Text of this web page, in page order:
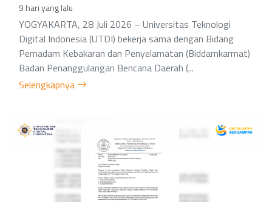
9 hari yang lalu
YOGYAKARTA, 28 Juli 2026 – Universitas Teknologi
Digital Indonesia (UTDI) bekerja sama dengan Bidang
Pemadam Kebakaran dan Penyelamatan (Biddamkarmat)
Badan Penanggulangan Bencana Daerah (...
Selengkapnya